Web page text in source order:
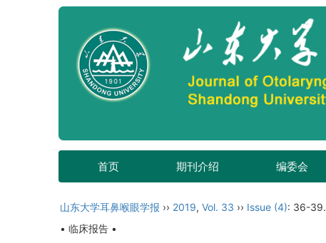
首页 期刊介绍 编委会
山东大学耳鼻喉眼学报 ›› 2019, Vol. 33 ›› Issue (4): 36-39.
• 临床报告 •